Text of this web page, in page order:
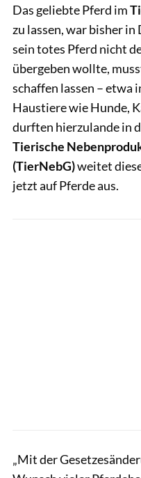
Das geliebte Pferd im
zu lassen, war bisher
sein totes Pferd nicht
übergeben wollte,
schaffen lassen – etwa
Haustiere wie Hunde,
durften hierzulande in
Tierische
(TierNebG)weitet
jetzt auf Pferde aus.
„Mit der